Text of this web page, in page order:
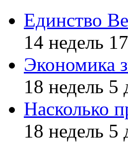
Единство
14 недель
Экономика
18 недель 5
Насколько
18 недель 5